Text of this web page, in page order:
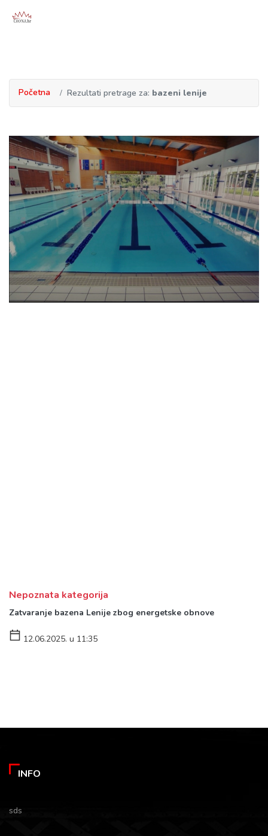
Početna Rezultati pretrage za: bazeni lenije
Nepoznata kategorija
Zatvaranje bazena Lenije zbog energetske obnove
12.06.2025. u 11:35
INFO
sds